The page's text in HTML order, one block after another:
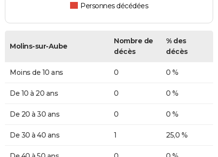
Personnes décédées
Molins-sur-Aube
Nombre de
décès
% des
décès
Moins de 10 ans 0 0 %
De 10 à 20 ans 0 0 %
De 20 à 30 ans 0 0 %
De 30 à 40 ans 1 25,0 %